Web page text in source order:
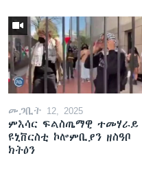
መጋቢት 12, 2025
ምእሳር ፍልስጤማዊ ተመሃራይ
ዩኒቨርስቲ ኮሎምቢያን ዘስዓቦ
ክትዕን